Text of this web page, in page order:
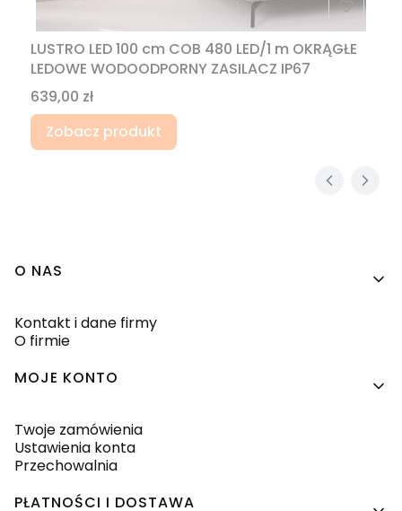
LUSTRO LED 100 cm COB 480 LED/1 m OKRĄGŁE
LEDOWE WODOODPORNY ZASILACZ IP67
Cena
639,00 zł
Zobacz produkt
Linki w stopce
O NAS
Kontakt i dane firmy
O firmie
MOJE KONTO
Twoje zamówienia
Ustawienia konta
Przechowalnia
PŁATNOŚCI I DOSTAWA